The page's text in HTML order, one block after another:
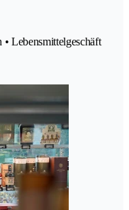
• Lebensmittelgeschäft